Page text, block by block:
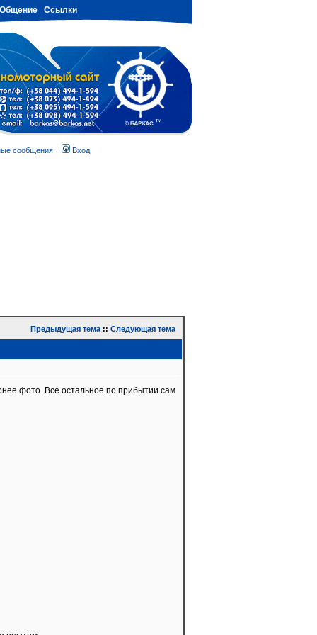
Общение Ссылки
сообщения Вход
Предыдущая тема :: Следующая тема
фото. Все остальное по прибытии сам